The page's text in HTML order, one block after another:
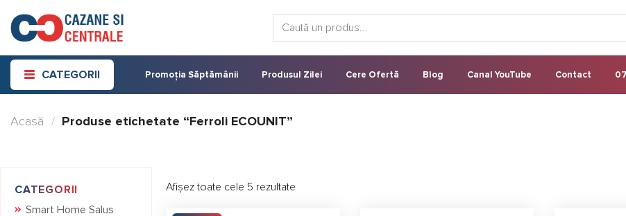
content
CATEGORII Promoția Săptămânii Produsul Zilei Cere Ofertă Blog Canal YouTube Contact
Acasă / Produse etichetate “Ferroli ECOUNIT”
CATEGORII
Smart Home Salus
Afișez toate cele 5 rezultate